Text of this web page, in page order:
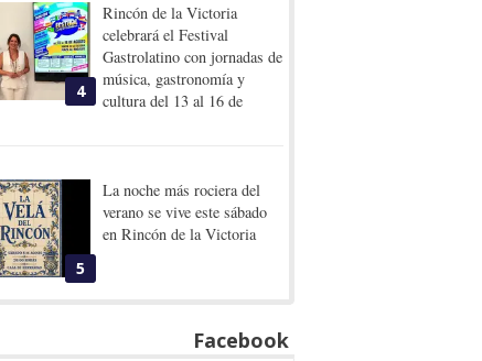
4
Rincón de la Victoria
celebrará el Festival
Gastrolatino con jornadas de
música, gastronomía y
cultura del 13 al 16 de
5
La noche más rociera del
verano se vive este sábado
en Rincón de la Victoria
Facebook